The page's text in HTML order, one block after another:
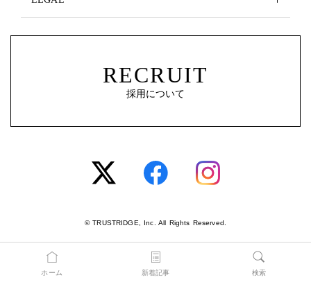
RECRUIT
採用について
© TRUSTRIDGE, Inc. All Rights Reserved.
ホーム 新着記事 検索